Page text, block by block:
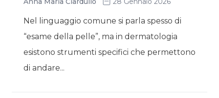
Nel linguaggio comune si parla spesso di
“esame della pelle”, ma in dermatologia
esistono strumenti specifici che permettono
di andare...